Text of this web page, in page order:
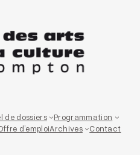
de dossiers
Programmation
d’emploiArchives Contact